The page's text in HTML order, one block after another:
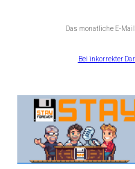
Das monatliche E-
Bei inkorrekter